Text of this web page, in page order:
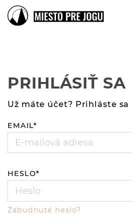
PRIHLÁSIŤ SA
Už máte účet? Prihláste sa
EMAIL*
HESLO*
Zabudnuté heslo?